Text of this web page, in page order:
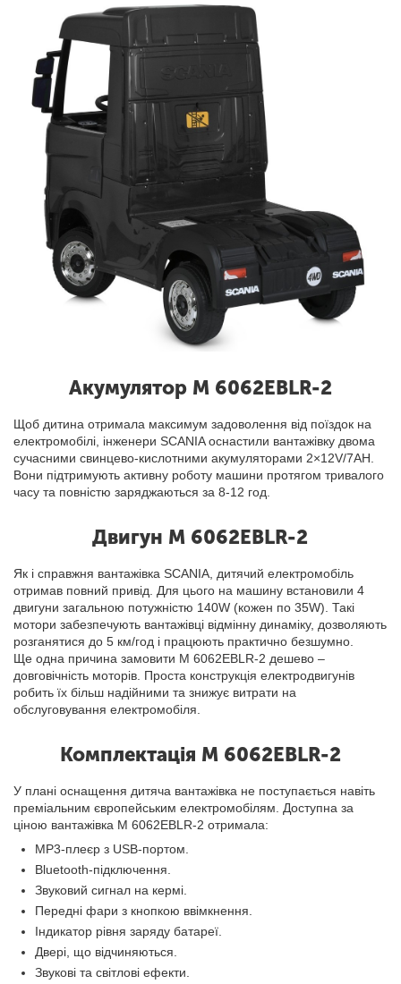
Акумулятор M 6062EBLR-2
Щоб дитина отримала максимум задоволення від поїздок на
електромобілі, інженери SCANIA оснастили вантажівку двома
сучасними свинцево-кислотними акумуляторами 2×12V/7AH.
Вони підтримують активну роботу машини протягом тривалого
часу та повністю заряджаються за 8-12 год.
Двигун M 6062EBLR-2
Як і справжня вантажівка SCANIA, дитячий електромобіль
отримав повний привід. Для цього на машину встановили 4
двигуни загальною потужністю 140W (кожен по 35W). Такі
мотори забезпечують вантажівці відмінну динаміку, дозволяють
розганятися до 5 км/год і працюють практично безшумно.
Ще одна причина замовити M 6062EBLR-2 дешево –
довговічність моторів. Проста конструкція електродвигунів
робить їх більш надійними та знижує витрати на
обслуговування електромобіля.
Комплектація M 6062EBLR-2
У плані оснащення дитяча вантажівка не поступається навіть
преміальним європейським електромобілям. Доступна за
ціною вантажівка M 6062EBLR-2 отримала:
MP3-плеєр з USB-портом.
Bluetooth-підключення.
Звуковий сигнал на кермі.
Передні фари з кнопкою ввімкнення.
Індикатор рівня заряду батареї.
Двері, що відчиняються.
Звукові та світлові ефекти.